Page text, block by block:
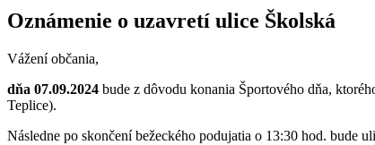
Oznámenie o uzavretí ulice Školská
Vážení občania,
dňa 07.09.2024 bude z dôvodu konania Športového dňa,
Teplice).
Následne po skončení bežeckého podujatia o 13:30 hod. bude